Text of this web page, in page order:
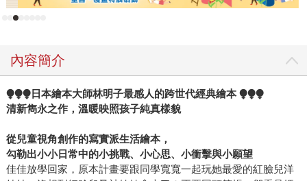
內容簡介
⧭⧭⧭日本繪本大師林明子最感人的跨世代經典繪本 ⧭⧭⧭
清新雋永之作，溫暖映照孩子純真樣貌
從兒童視角創作的寫實派生活繪本，
勾勒出小小日常中的小挑戰、小心思、小衝擊與小願望
佳佳放學回家，原本計畫要跟同學寬寬一起玩她最愛的紅臉兒洋